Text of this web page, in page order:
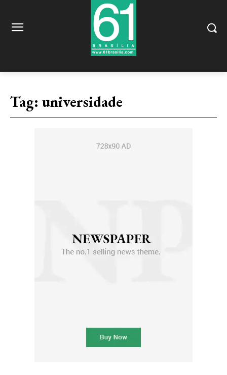
Tag: universidade